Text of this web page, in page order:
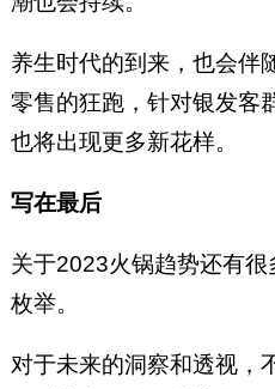
养生时代的到来，也会伴
零售的狂跑，针对银发客
也将出现更多新花样。
写在最后
关于2023火锅趋势还有
枚举。
对于未来的洞察和透视，